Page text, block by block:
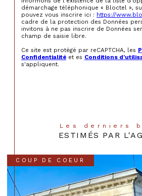
démarchage téléphonique « Bloctel »,
pouvez vous inscrire ici : https://
cadre de la protection des Données
invitons à ne pas inscrire de Données
champ de saisie libre.
Ce site est protégé par reCAPTCHA, les
Confidentialité et es Conditions
s'appliquent.
Les derniers
ESTIMÉS PAR
COUP DE COEUR